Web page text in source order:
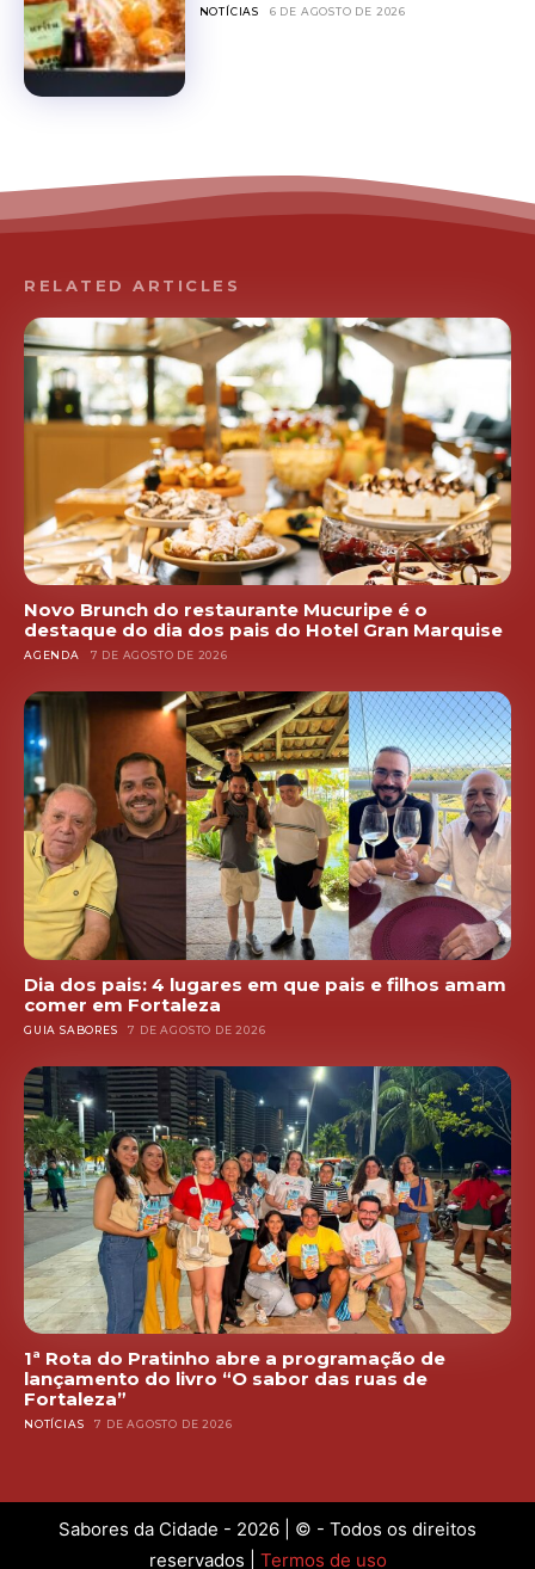
NOTÍCIAS 6 DE AGOSTO DE 2026
RELATED ARTICLES
Novo Brunch do restaurante Mucuripe é o
destaque do dia dos pais do Hotel Gran Marquise
AGENDA 7 DE AGOSTO DE 2026
Dia dos pais: 4 lugares em que pais e filhos amam
comer em Fortaleza
GUIA SABORES 7 DE AGOSTO DE 2026
1ª Rota do Pratinho abre a programação de
lançamento do livro “O sabor das ruas de
Fortaleza”
NOTÍCIAS 7 DE AGOSTO DE 2026
Sabores da Cidade - 2026 | © - Todos os direitos
reservados | Termos de uso